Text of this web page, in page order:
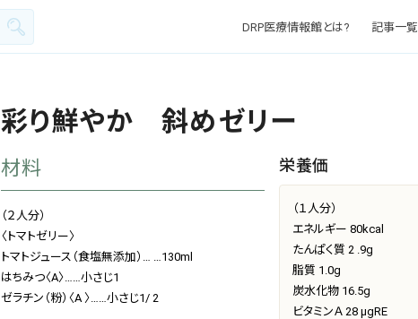
DRP医療情報館とは? 記事一覧
彩り鮮やか 斜めゼリー
材料
（２人分）
〈トマトゼリー〉
トマトジュース（食塩無添加）… …130ml
はちみつ〈A〉……小さじ1
ゼラチン（粉）〈A 〉……小さじ1/ 2
栄養価
（１人分）
エネルギー 80kcal
たんぱく質 2 .9g
脂質 1.0g
炭水化物 16.5g
ビタミンＡ 28 μgRE